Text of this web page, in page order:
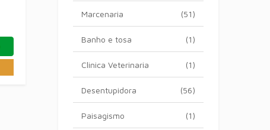
(51)
Marcenaria
(1)
Banho e tosa
(1)
Clinica Veterinaria
(56)
Desentupidora
(1)
Paisagismo